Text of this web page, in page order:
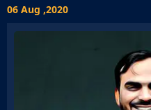
06 Aug ,2020